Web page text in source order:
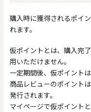
購入時に獲得されるポイ
れます。
仮ポイントとは、購入完
用いただけません。
一定期間後、仮ポイント
商品レビューのポイント
発行されます。
マイページで仮ポイント